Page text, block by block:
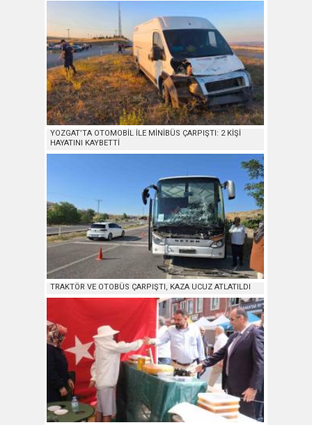
YOZGAT’TA OTOMOBİL İLE MİNİBÜS ÇARPIŞTI: 2 KİŞİ
HAYATINI KAYBETTİ
TRAKTÖR VE OTOBÜS ÇARPIŞTI, KAZA UCUZ ATLATILDI